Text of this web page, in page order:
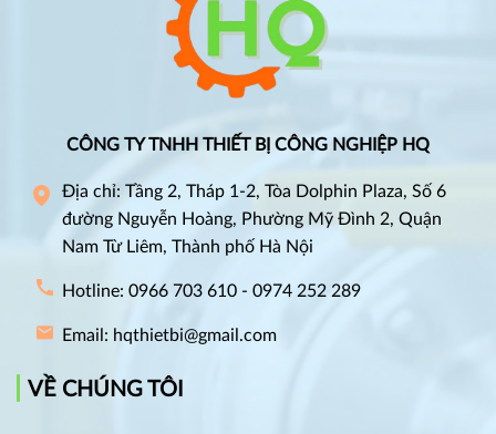
CÔNG TY TNHH THIẾT BỊ CÔNG NGHIỆP HQ
Địa chỉ: Tầng 2, Tháp 1-2, Tòa Dolphin Plaza, Số 6
đường Nguyễn Hoàng, Phường Mỹ Đình 2, Quận
Nam Từ Liêm, Thành phố Hà Nội
Hotline: 0966 703 610 - 0974 252 289
Email: hqthietbi@gmail.com
VỀ CHÚNG TÔI